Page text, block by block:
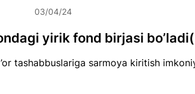
tashabbuslariga sarmoya kiritish
yirik fond birjasi
03/04/24